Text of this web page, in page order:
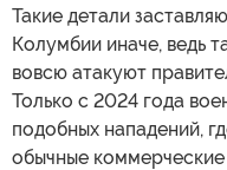
Такие детали
Колумбии иначе, ведь
вовсю атакуют
Только с 2024 года
подобных нападений,
обычные